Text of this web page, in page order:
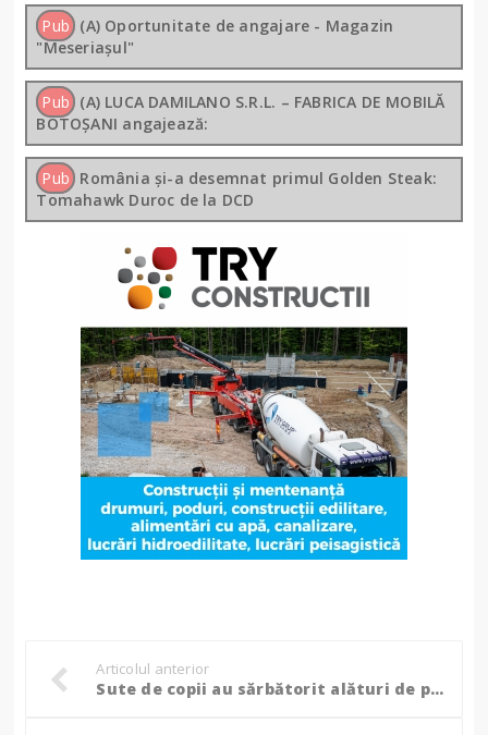
Pub (A) Oportunitate de angajare - Magazin
"Meseriașul"
Pub (A) LUCA DAMILANO S.R.L. – FABRICA DE MOBILĂ
BOTOȘANI angajează:
Pub România și-a desemnat primul Golden Steak:
Tomahawk Duroc de la DCD
Articolul anterior
Sute de copii au sărbătorit alături de pompieri, de ziua lor! (Foto)